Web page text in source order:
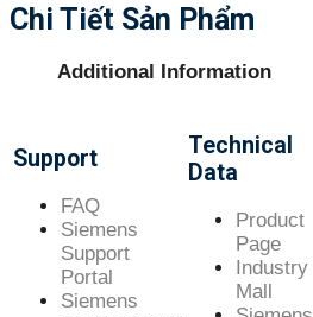
Chi Tiết Sản Phẩm
Additional Information
Support
FAQ
Siemens
Support
Portal
Siemens
Technical
Data
Product
Page
Industry
Mall